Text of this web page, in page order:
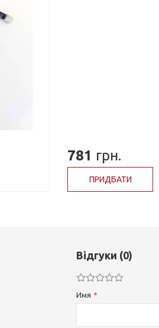
781 грн.
ПРИДБАТИ
Відгуки (0)
Имя